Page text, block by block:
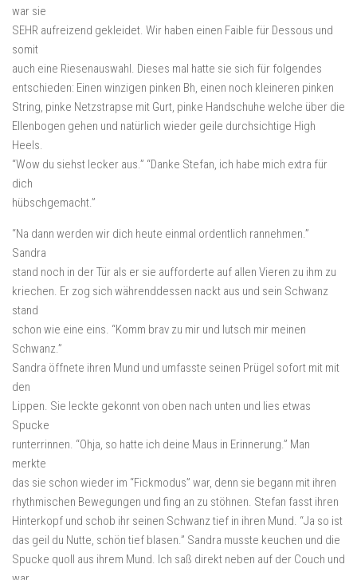
war sie
SEHR aufreizend gekleidet. Wir haben einen Faible für Dessous und
somit
auch eine Riesenauswahl. Dieses mal hatte sie sich für folgendes
entschieden: Einen winzigen pinken Bh, einen noch kleineren pinken
String, pinke Netzstrapse mit Gurt, pinke Handschuhe welche über die
Ellenbogen gehen und natürlich wieder geile durchsichtige High
Heels.
“Wow du siehst lecker aus.” “Danke Stefan, ich habe mich extra für
dich
hübschgemacht.”
“Na dann werden wir dich heute einmal ordentlich rannehmen.”
Sandra
stand noch in der Tür als er sie aufforderte auf allen Vieren zu ihm zu
kriechen. Er zog sich währenddessen nackt aus und sein Schwanz
stand
schon wie eine eins. “Komm brav zu mir und lutsch mir meinen
Schwanz.”
Sandra öffnete ihren Mund und umfasste seinen Prügel sofort mit mit
den
Lippen. Sie leckte gekonnt von oben nach unten und lies etwas
Spucke
runterrinnen. “Ohja, so hatte ich deine Maus in Erinnerung.” Man
merkte
das sie schon wieder im “Fickmodus” war, denn sie begann mit ihren
rhythmischen Bewegungen und fing an zu stöhnen. Stefan fasst ihren
Hinterkopf und schob ihr seinen Schwanz tief in ihren Mund. “Ja so ist
das geil du Nutte, schön tief blasen.” Sandra musste keuchen und die
Spucke quoll aus ihrem Mund. Ich saß direkt neben auf der Couch und